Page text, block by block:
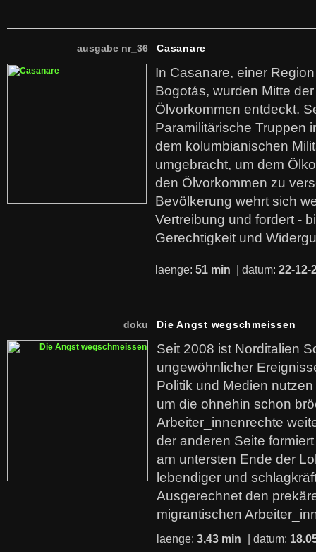
ausgabe nr_36 Casanare
In Casanare, einer
Bogotás, wurden Mitte
Ölvorkommen entdeckt.
Paramilitärische Truppen
dem kolumbianischen
umgebracht, um dem
den Ölvorkommen zu
Bevölkerung wehrt sich
Vertreibung und fordert -
Gerechtigkeit und
laenge: 51 min | datum: 22-12-
doku Die Angst wegschmeissen
Seit 2008 ist Norditalien
ungewöhnlicher
Politik und Medien
um die ohnehin schon
Arbeiter_innenrechte
der anderen Seite
am untersten Ende der
lebendiger und
Ausgerechnet den
migrantischen
laenge: 3,43 min | datum: